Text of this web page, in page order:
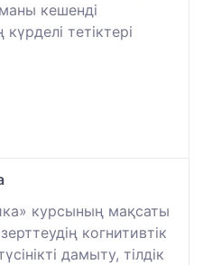
кешенді
тетіктері
курсының мақсаты
когнитивтік
дамыту, тілдік